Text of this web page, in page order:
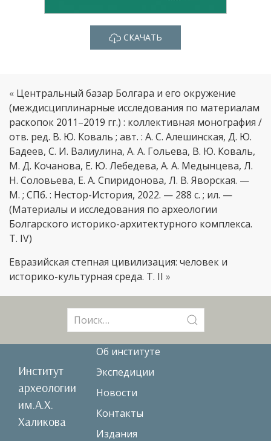
СКАЧАТЬ
« Центральный базар Болгара и его окружение
(междисциплинарные исследования по материалам
раскопок 2011–2019 гг.) : коллективная монография /
отв. ред. В. Ю. Коваль ; авт. : А. С. Алешинская, Д. Ю.
Бадеев, С. И. Валиулина, А. А. Гольева, В. Ю. Коваль,
М. Д. Кочанова, Е. Ю. Лебедева, А. А. Медынцева, Л.
Н. Соловьева, Е. А. Спиридонова, Л. В. Яворская. —
М. ; СПб. : Нестор-История, 2022. — 288 с. ; ил. —
(Материалы и исследования по археологии
Болгарского историко-архитектурного комплекса.
Т. IV)
Евразийская степная цивилизация: человек и
историко-культурная среда. T. II »
Институт
археологии
им.А.Х.
Халикова
Об институте
Экспедиции
Новости
Контакты
Издания